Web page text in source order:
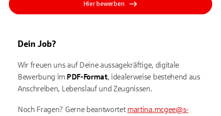
Hier bewerben
Dein Job?
Wir freuen uns auf Deine aussagekräftige, digitale
Bewerbung im PDF-Format, idealerweise bestehend aus
Anschreiben, Lebenslauf und Zeugnissen.
Noch Fragen? Gerne beantwortet martina.mcgee@s-